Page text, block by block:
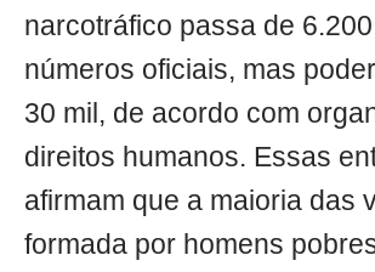
narcotráfico passa de
números oficiais, mas
30 mil, de acordo com
direitos humanos. Essas
afirmam que a maioria das
formada por homens